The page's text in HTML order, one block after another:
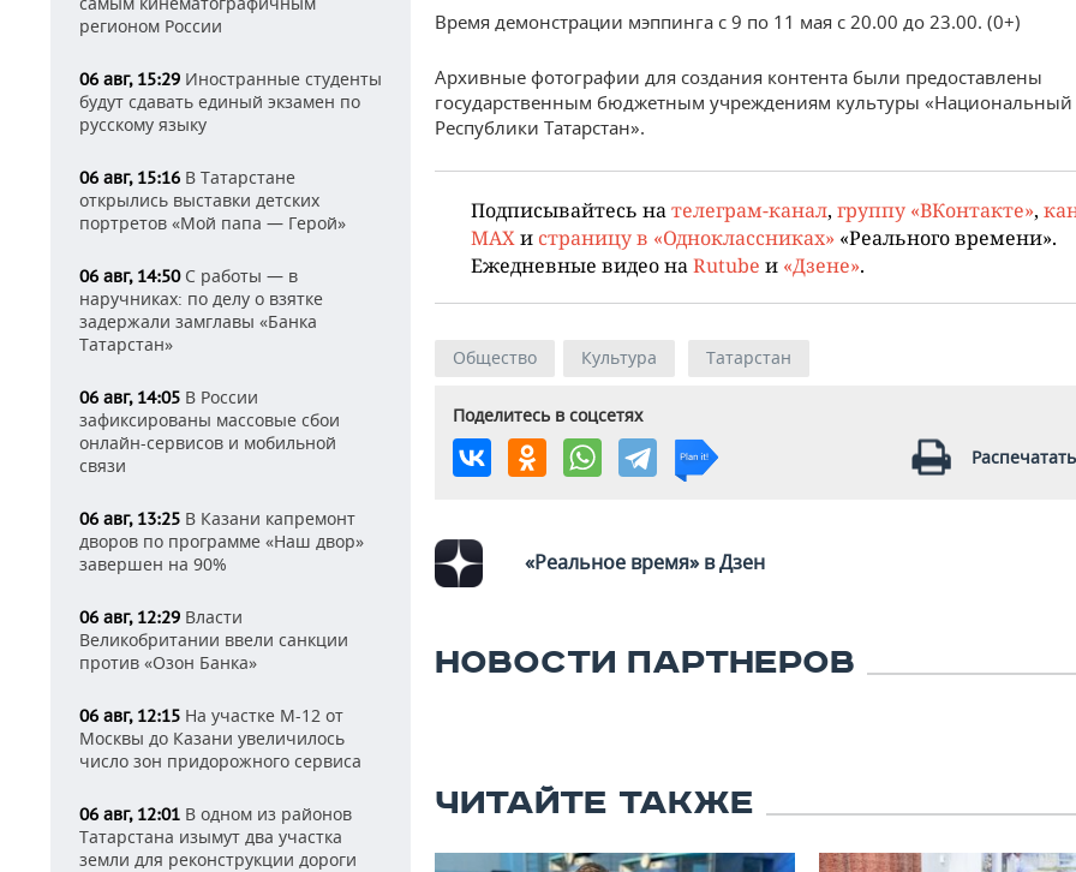
регионом России
06 авг, 15:29 Иностранные студенты
будут сдавать единый экзамен по
русскому языку
06 авг, 15:16 В Татарстане
открылись выставки детских
портретов «Мой папа — Герой»
06 авг, 14:50С работы — в
наручниках: по делу о взятке
задержали замглавы «Банка
Татарстан»
06 авг, 14:05 В России
зафиксированы массовые сбои
онлайн-сервисов и мобильной
связи
06 авг, 13:25 В Казани капремонт
дворов по программе «Наш двор»
завершен на 90%
06 авг, 12:29 Власти
Великобритании ввели санкции
против «Озон Банка»
06 авг, 12:15 На участке М-12 от
Москвы до Казани увеличилось
число зон придорожного сервиса
06 авг, 12:01 В одном из районов
Татарстана изымут два участка
земли для реконструкции дороги
Время демонстрации мэппинга с 9 по 11 мая с 20.00 до 23.00. (0+)
Архивные фотографии для создания контента были предоставлены
государственным бюджетным учреждениям культуры «Национальный
Республики Татарстан».
Подписывайтесь нателеграм-канал, группу «ВКонтакте»,
MAXи страницу в «Одноклассниках» «Реального времени».
Ежедневные видео наRutube и «Дзене».
Общество Культура Татарстан
Поделитесь в соцсетях
«Реальное время» в Дзен
НОВОСТИ ПАРТНЕРОВ
ЧИТАЙТЕ ТАКЖЕ